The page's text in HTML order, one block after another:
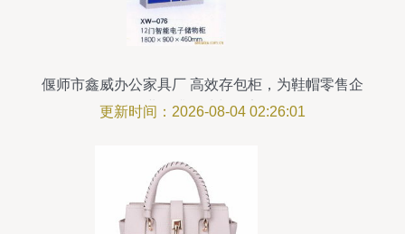
偃师市鑫威办公家具厂 高效存包柜，为鞋帽零售企
业提升整洁与效率
更新时间：2026-08-04 02:26:01